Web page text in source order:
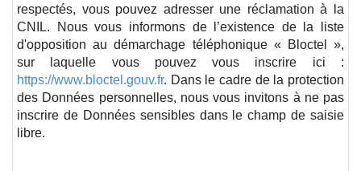
respectés, vous pouvez adresser une réclamation à la
CNIL. Nous vous informons de l’existence de la liste
d'opposition au démarchage téléphonique « Bloctel »,
sur laquelle vous pouvez vous inscrire ici :
https://www.bloctel.gouv.fr. Dans le cadre de la protection
des Données personnelles, nous vous invitons à ne pas
inscrire de Données sensibles dans le champ de saisie
libre.